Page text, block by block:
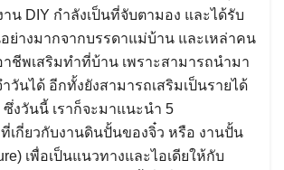
น DIY กำลังเป็นที่จับตามอง และได้รับ
ย่างมากจากบรรดาแม่บ้าน และเหล่าคน
ชีพเสริมทำที่บ้าน เพราะสามารถนำมา
วันได้ อีกทั้งยังสามารถเสริมเป็นรายได้
งวันนี้ เราก็จะมาแนะนำ 5
ที่เกี่ยวกับงานดินปั้นของจิ๋ว หรือ งานปั้น
เพื่อเป็นแนวทางและไอเดียให้กับ